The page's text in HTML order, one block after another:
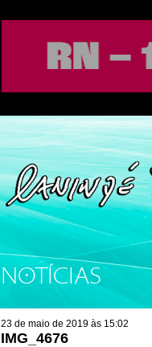
NOTÍCIAS
23 de maio de 2019 às 15:02
IMG_4676